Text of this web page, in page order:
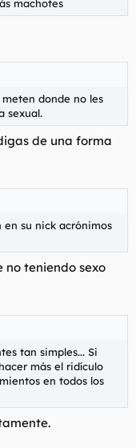
esperar de unas
se callarían para no
su falta de
faltas de ortografía.
foro dirigido a Torbe y
de Torbe):
a Torbe.
usa en el foro
no tienen nada
día a día
ningún efecto
limitado a
machotes
donde no les
sexual.
de una forma
su nick acrónimos
no teniendo sexo
tan simples... Si
más el ridículo
en todos los